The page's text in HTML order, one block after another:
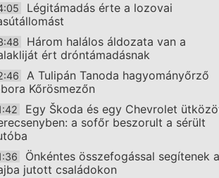
Légitámadás érte a lozovai
Három halálos áldozata van a
ért dróntámadásnak
A Tulipán Tanoda hagyományőrző
Kőrösmezőn
Egy Škoda és egy Chevrolet
a sofőr beszorult a sérült
Önkéntes összefogással segítenek a
jutott családokon